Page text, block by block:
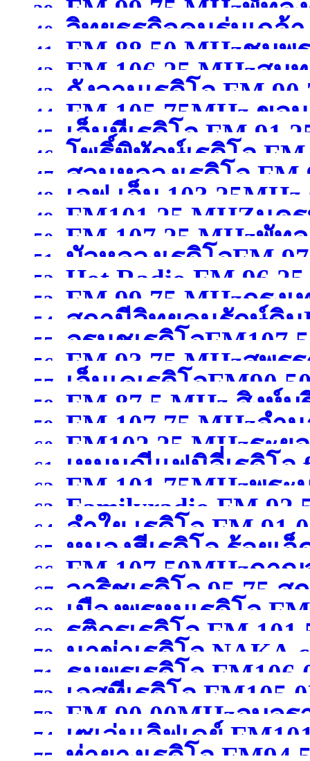
97.75MHzกรุงเทพมหา
39. FM 99.75 MHzพัทลุง
40. วิทยุธุรกิจคนร่มเกล้า
MHzกรุงเทพมหานคร(
41. FM 88.50 MHzชุมพ
42. FM 106.25 MHzสมุ
43.
กังวานเรดิโอ FM
สุพรรณบุรี )
44. FM 105.75MHz ขอ
45.
เอ็นทีเรดิโอ FM
)
46. โพธิ์พิทักษ์เรดิโอ
ขอนแก่น )
47.
สวนหลวงเรดิโอ
สมุทรสาคร )
48.
เอฟ.เอ็ม
นครสวรรค์ (จังหวัดนคร
49. FM101.25 MHZนค
50. FM 107.25 MHzพัท
51.
บัวหลวงเรดิโอFM
ปทุมธานี )
52. Hot Radio
สมุทรสาคร )
53. FM 99.75 MHzกรุง
กรุงเทพมหานคร )
54.
สถานีวิทยุคนรักษ์ดิน
เชียงใหม่ )
55. อรนุชเรดิโอ
56. FM 93.75 MHzสุพร
57. เอ็นเคเรดิโอ
58. FM 87.5 MHz สิงห์บุ
59. FM 107.75 MHzอำ
60. FM102.25 MHzระย
61.
เหมมณีแฟมิลี่เรดิโอ
นครศรีธรรมราช(จังหวั
62. FM 101.75MHzพร
พระนครศรีอยุธยา )
63. Familyradio FM
64. ลำใย เรดิโอ FM
65. หนองฮีเรดิโอ ร้อยเอ็
66. FM 107.50MHzกา
67. วาริชเรดิโอ 95.75 ส
68.
เมืองพรหมเรดิโอ
FM 107.50 MHz พิษณุ
69.
รติกรเรดิโอ FM
กาญจนบุรี )
70.
นาข่าเรดิโอ
102.50MHzมหาสารคา
71. ธนพรเรดิโอ
72. เอสทีเรดิโอ
73. FM 90.00MHzอุบล
74.
เซเว่นเลิฟเดย์